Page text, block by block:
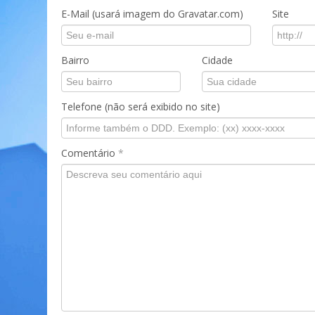
E-Mail (usará imagem do Gravatar.com) Site
Bairro Cidade
Telefone (não será exibido no site)
Comentário *